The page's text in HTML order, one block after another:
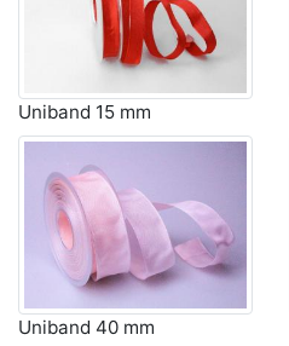
Uniband 15 mm
Uniband 40 mm